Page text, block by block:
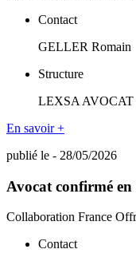
Contact
GELLER Romain
Structure
LEXSA
En savoir +
publié le - 28/05/2026
Avocat confirmé en
Collaboration France
Contact